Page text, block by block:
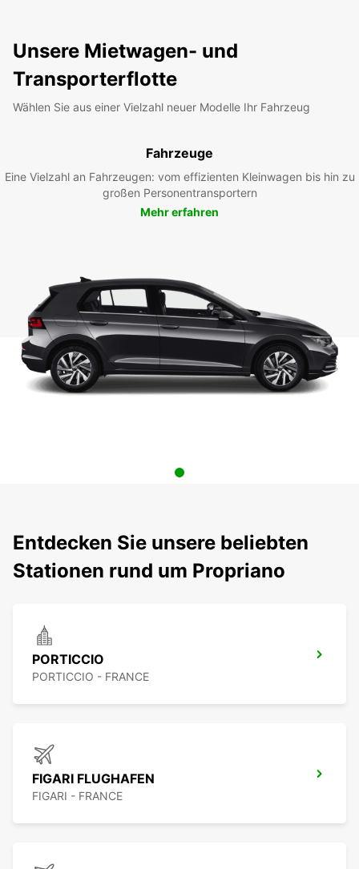
Unsere Mietwagen- und
Transporterflotte
Wählen Sie aus einer Vielzahl neuer Modelle Ihr Fahrzeug
Fahrzeuge
Eine Vielzahl an Fahrzeugen: vom effizienten Kleinwagen bis hin zu
großen Personentransportern
Mehr erfahren
Entdecken Sie unsere beliebten
Stationen rund um Propriano
PORTICCIO
PORTICCIO - FRANCE
FIGARI FLUGHAFEN
FIGARI - FRANCE